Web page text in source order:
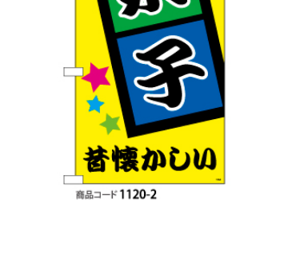
車・バイク関連 その他
OTHER ITEMS
関連アイテムを見る
ORIGINAL ORDER
オリジナルオーダー制作事例